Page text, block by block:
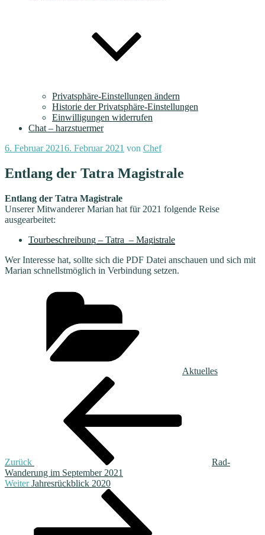
Privatsphäre-Einstellungen ändern
Historie der Privatsphäre-Einstellungen
Einwilligungen widerrufen
Chat – harzstuermer
Veröffentlicht
6. Februar 20216. Februar 2021 von Chef
Entlang der Tatra Magistrale
Entlang der Tatra Magistrale
Unserer Mitwanderer Marian hat für 2021 folgende Reise
ausgearbeitet:
Tourbeschreibung – Tatra – Magistrale
Wer Interesse hat, sollte sich die PDF Datei anschauen und sich mit
Marian schnellstmöglich in Verbindung setzen.
Aktuelles
Beitragsnavigation
Zurück
Rad-
Wanderung im September 2021
Nächster
Weiter Jahresrückblick 2020